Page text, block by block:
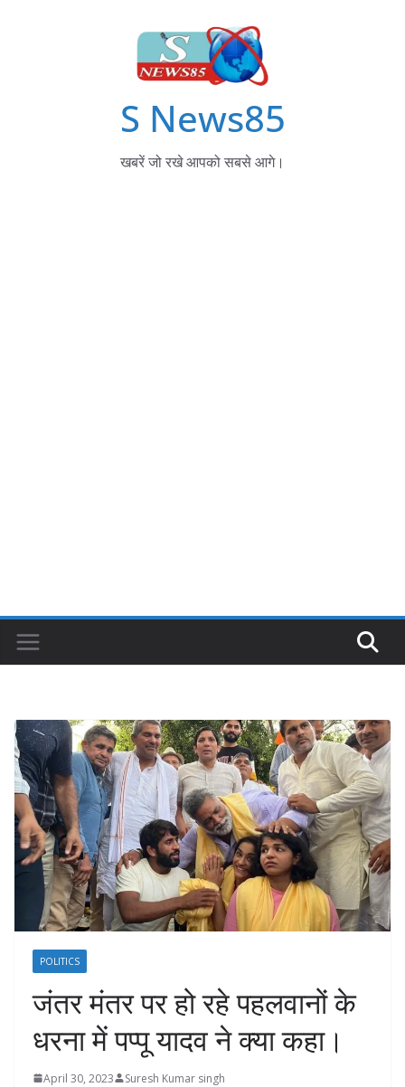
S News85
खबरें जो रखे आपको सबसे आगे।
POLITICS
जंतर मंतर पर हो रहे पहलवानों के
धरना में पप्पू यादव ने क्या कहा।
April 30, 2023 Suresh Kumar singh